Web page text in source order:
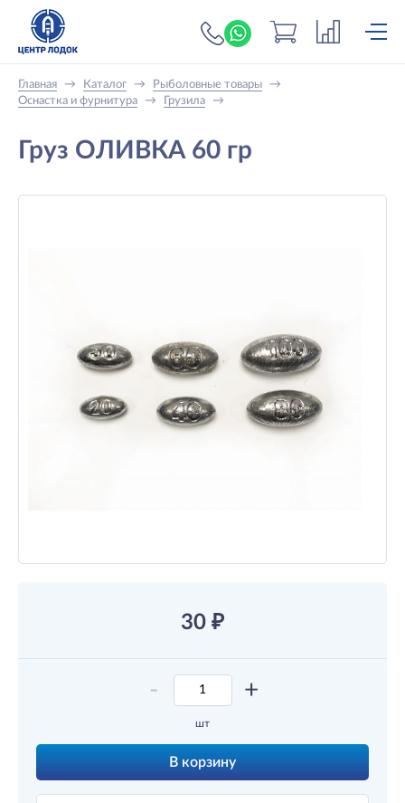
+7 (919) 698-56-
Главная → Каталог → Рыболовные товары
→
Оснастка и фурнитура
→ Грузила →
Груз ОЛИВКА 60 гр
30 ₽
- +
шт
В корзину